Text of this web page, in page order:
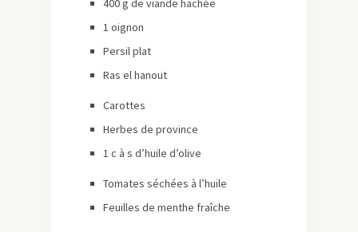
400 g de viande hachée
1 oignon
Persil plat
Ras el hanout
Carottes
Herbes de province
1 c à s d’huile d’olive
Tomates séchées à l’huile
Feuilles de menthe fraîche